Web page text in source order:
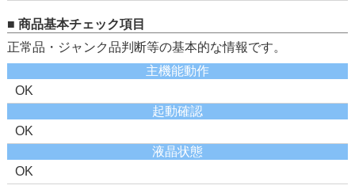
■ 商品基本チェック項目
正常品・ジャンク品判断等の基本的な情報です。
主機能動作
OK
起動確認
OK
液晶状態
OK